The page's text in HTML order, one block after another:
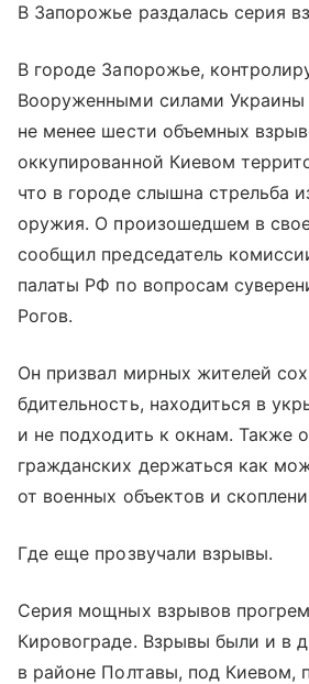
В Запорожье раздалась серия
В городе Запорожье,
Вооруженными силами
не менее шести объемных
оккупированной Киевом
что в городе слышна стрельба
оружия. О произошедшем в
сообщил председатель
палаты РФ по вопросам
Рогов.
Он призвал мирных жителей
бдительность, находиться в
и не подходить к окнам. Также
гражданских держаться как
от военных объектов и
Где еще прозвучали взрывы.
Серия мощных взрывов
Кировограде. Взрывы были и в
в районе Полтавы, под